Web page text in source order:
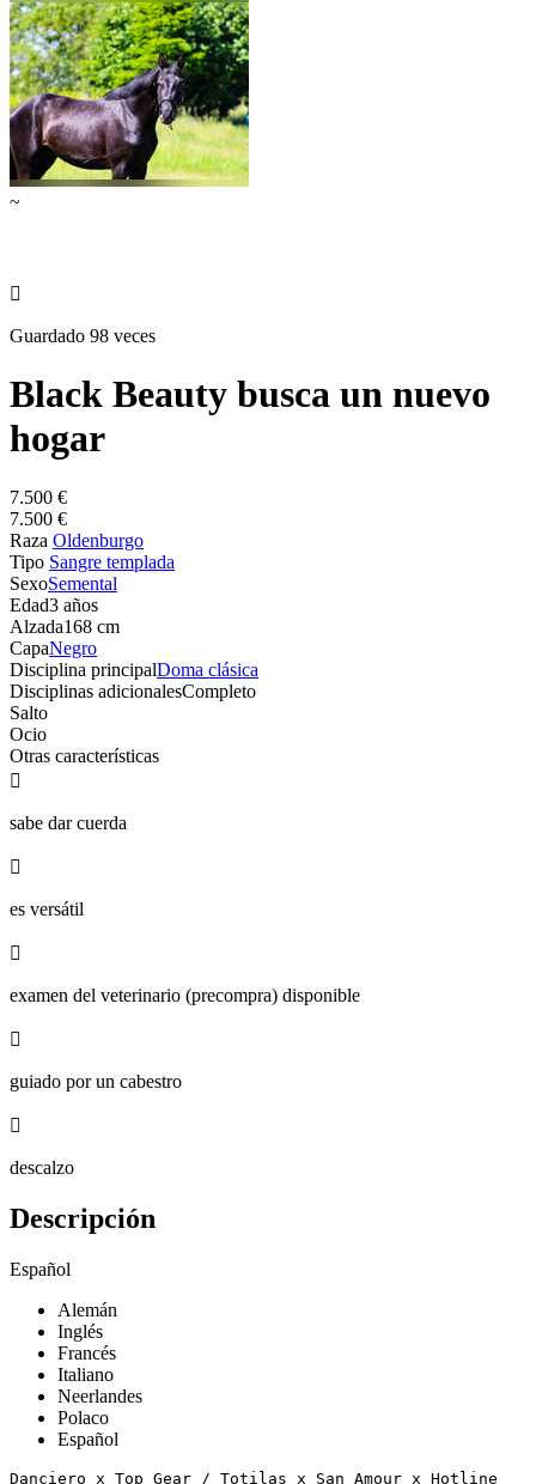
~

Guardado 98 veces
Black Beauty busca un nuevo
hogar
7.500 €
7.500 €
Raza Oldenburgo
Tipo Sangre templada
SexoSemental
Edad3 años
Alzada168 cm
CapaNegro
Disciplina principalDoma clásica
Disciplinas adicionalesCompleto
Salto
Ocio
Otras características

sabe dar cuerda

es versátil

examen del veterinario (precompra) disponible

guiado por un cabestro

descalzo
Descripción
Español
Alemán
Inglés
Francés
Italiano
Neerlandes
Polaco
Español
Danciero x Top Gear / Totilas x San Amour x Hotline